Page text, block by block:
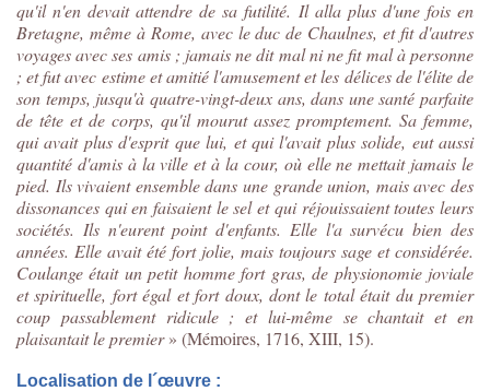
qu'il n'en devait attendre de sa futilité. Il alla plus d'une fois en
Bretagne, même à Rome, avec le duc de Chaulnes, et fit d'autres
voyages avec ses amis ; jamais ne dit mal ni ne fit mal à personne
; et fut avec estime et amitié l'amusement et les délices de l'élite de
son temps, jusqu'à quatre-vingt-deux ans, dans une santé parfaite
de tête et de corps, qu'il mourut assez promptement. Sa femme,
qui avait plus d'esprit que lui, et qui l'avait plus solide, eut aussi
quantité d'amis à la ville et à la cour, où elle ne mettait jamais le
pied. Ils vivaient ensemble dans une grande union, mais avec des
dissonances qui en faisaient le sel et qui réjouissaient toutes leurs
sociétés. Ils n'eurent point d'enfants. Elle l'a survécu bien des
années. Elle avait été fort jolie, mais toujours sage et considérée.
Coulange était un petit homme fort gras, de physionomie joviale
et spirituelle, fort égal et fort doux, dont le total était du premier
coup passablement ridicule ; et lui-même se chantait et en
plaisantait le premier» (Mémoires, 1716, XIII, 15).
Localisation de l´œuvre :